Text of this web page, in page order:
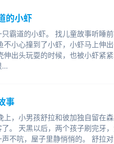
了，第三、第四只小鸟出世了
鸟！五个可爱的小生命！鸟
在大胡子里的鸟窝》这个故
时我们要树立起爱护动物的
的小虾
霸道的小虾。 找儿童故事听睡
不小心撞到了小虾，小虾马上伸
伸出头玩耍的时候，也被小虾紧
事
上，小男孩舒拉和彼加独自留在
。 天黑以后，两个孩子刷完牙
不吭，屋子里静悄悄的。 舒拉